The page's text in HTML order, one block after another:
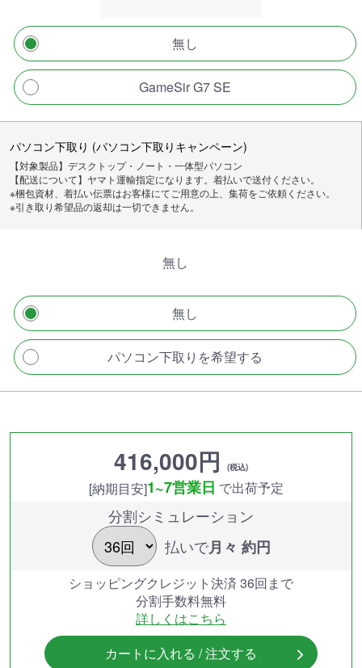
無し
GameSir G7 SE
パソコン下取り (パソコン下取りキャンペーン)
【対象製品】デスクトップ・ノート・一体型パソコン
【配送について】ヤマト運輸指定になります。着払いで送付ください。
※梱包資材、着払い伝票はお客様にてご用意の上、集荷をご依頼ください。
※引き取り希望品の返却は一切できません。
無し
無し
パソコン下取りを希望する
416,000円 (税込)
[納期目安]1~7営業日 で出荷予定
分割シミュレーション
払いで月々 約円
ショッピングクレジット決済 36回まで
分割手数料無料
詳しくはこちら
カートに入れる / 注文する